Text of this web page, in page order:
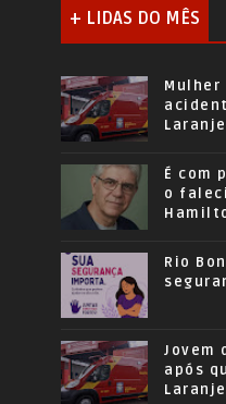
+ LIDAS DO MÊS
Mulher
É com
o
Rio
Jovem
após